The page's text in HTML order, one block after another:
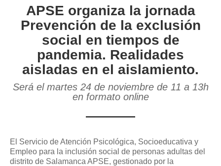
APSE organiza la jornada
Prevención de la exclusión
social en tiempos de
pandemia. Realidades
aisladas en el aislamiento.
Será el martes 24 de noviembre de 11 a 13h
en formato online
El Servicio de Atención Psicológica, Socioeducativa y
Empleo para la inclusión social de personas adultas del
distrito de Salamanca APSE, gestionado por la